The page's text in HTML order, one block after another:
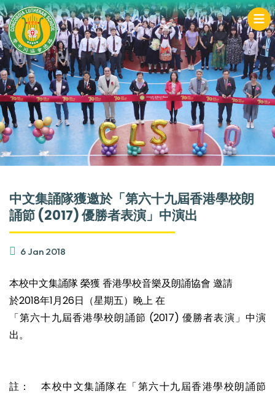
中文集誦隊獲邀於「第六十九屆香港學校朗
誦節 (2017) 優勝者表演」中演出
6 Jan 2018
本校中文集誦隊 榮獲 香港學校音樂及朗誦協會 邀請
於2018年1月26日（星期五）晚上 在
「第六十九屆香港學校朗誦節 (2017) 優勝者表演」中演
出。
註： 本校中文集誦隊在「第六十九屆香港學校朗誦節